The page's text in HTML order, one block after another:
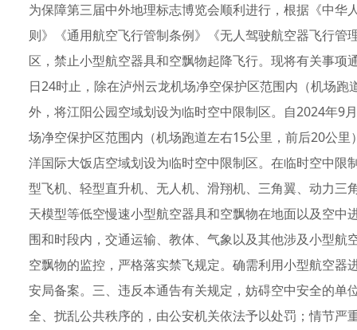
为保障第三届中外地理标志博览会顺利进行，根据《中
则》《通用航空飞行管制条例》《无人驾驶航空器飞行
区，禁止小型航空器具和空飘物起降飞行。现将有关事
日24时止，除在泸州云龙机场净空保护区范围内（机场
外，将江阳公园空域划设为临时空中限制区。自2024年9
场净空保护区范围内（机场跑道左右15公里，前后20公
洋国际大饭店空域划设为临时空中限制区。在临时空中
型飞机、轻型直升机、无人机、滑翔机、三角翼、动力
天模型等低空慢速小型航空器具和空飘物在地面以及空
围和时段内，交通运输、教体、气象以及其他涉及小型
空飘物的监控，严格落实禁飞规定。确需利用小型航空
安局备案。三、违反本通告有关规定，妨碍空中安全的
全、扰乱公共秩序的，由公安机关依法予以处罚；情节